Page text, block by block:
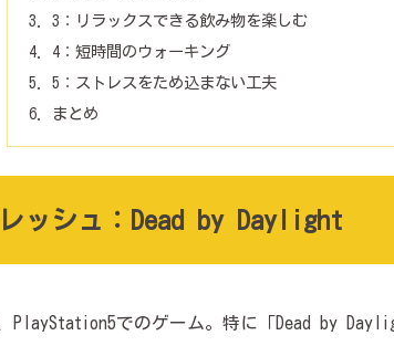
3：リラックスできる飲み物を楽しむ
4：短時間のウォーキング
5：ストレスをため込まない工夫
まとめ
ッシュ：Dead by Daylight
PlayStation5でのゲーム。特に「Dead by